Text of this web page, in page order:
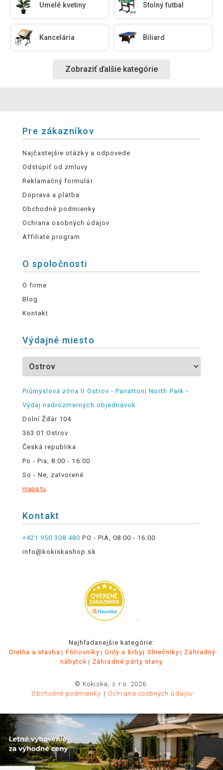
Umelé kvetiny Stolný futbal
Kancelária Biliard
Zobraziť ďalšie kategórie
Pre zákazníkov
Najčastejšie otázky a odpovede
Odstúpiť od zmluvy
Reklamačný formulár
Doprava a platba
Obchodné podmienky
Ochrana osobných údajov
Affiliate program
O spoločnosti
O firme
Blog
Kontakt
Výdajné miesto
Průmyslová zóna II Ostrov - Panattoni North Park -
Výdaj nadrozmerných objednávok
Dolní Žďár 104
363 01 Ostrov
Česká republika
Po - Pia, 8:00 - 16:00
So - Ne, zatvorené
mapa tu
Kontakt
+421 950 308 480 PO - PIA, 08:00 - 16:00
info@kokiskashop.sk
.
Najhľadanejšie kategórie:
Dielňa a stavba
Fóliovníky Grily a krby Slnečníky
Záhradný
nábytok
Záhradné párty stany
© Kokiska, s.r.o. 2026.
Obchodné podmienky
Ochrana osobných údajov